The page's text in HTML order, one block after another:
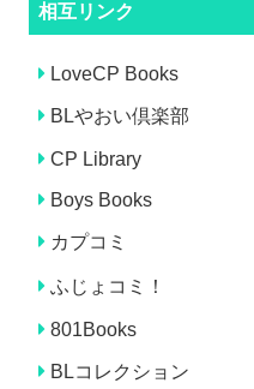
相互リンク
LoveCP Books
BLやおい倶楽部
CP Library
Boys Books
カプコミ
ふじょコミ！
801Books
BLコレクション